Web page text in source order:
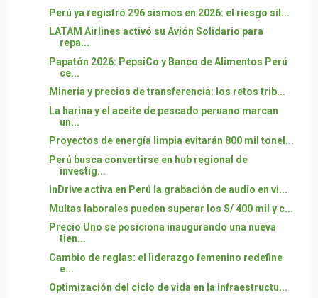
Perú ya registró 296 sismos en 2026: el riesgo sil...
LATAM Airlines activó su Avión Solidario para
repa...
Papatón 2026: PepsiCo y Banco de Alimentos Perú
ce...
Minería y precios de transferencia: los retos trib...
La harina y el aceite de pescado peruano marcan
un...
Proyectos de energía limpia evitarán 800 mil tonel...
Perú busca convertirse en hub regional de
investig...
inDrive activa en Perú la grabación de audio en vi...
Multas laborales pueden superar los S/ 400 mil y c...
Precio Uno se posiciona inaugurando una nueva
tien...
Cambio de reglas: el liderazgo femenino redefine
e...
Optimización del ciclo de vida en la infraestructu...